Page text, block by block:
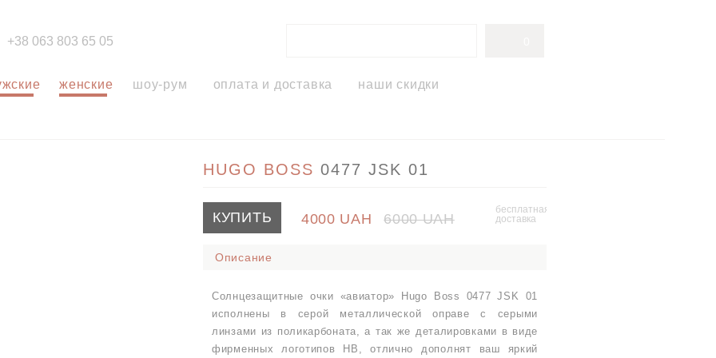
+38 063 803 65 05
женские шоу-рум оплата и доставка наши скидки
HUGO BOSS 0477 JSK 01
КУПИТЬ 4000 UAH 6000 UAH
бесплатная
доставка
Описание
Солнцезащитные очки «авиатор» Hugo Boss 0477 JSK 01
исполнены в серой металлической оправе с серыми
линзами из поликарбоната, а так же деталировками в виде
фирменных логотипов HB, отлично дополнят ваш яркий